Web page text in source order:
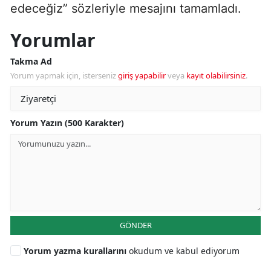
edeceğiz” sözleriyle mesajını tamamladı.
Yorumlar
Takma Ad
Yorum yapmak için, istersenizgiriş yapabilirveya kayıt olabilirsiniz.
Yorum Yazın (500 Karakter)
GÖNDER
Yorum yazma kurallarını okudum ve kabul ediyorum